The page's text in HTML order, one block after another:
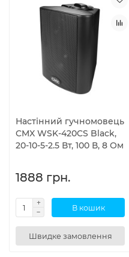
Настінний гучномовець
CMX WSK-420CS Black,
20-10-5-2.5 Вт, 100 В, 8 Ом
1888 грн.
В кошик
Швидке замовлення